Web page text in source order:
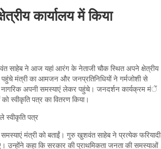
कार्यालय में किया
साहेब ने आज यहां आरंग के नेताजी चौक स्थित अपने क्षेत्रीय
पहुंचे मंत्री का आमजन और जनप्रतिनिधियों ने गर्मजोशी से
में नागरिक अपनी समस्याएं लेकर पहुंचे। जनदर्शन कार्यक्रम मंें
स्वीकृति पत्र का वितरण किया।
मंत्री को बताईं। गुरु खुशवंत साहेब ने प्रत्येक फरियादी
उन्होंने कहा कि सरकार की प्राथमिकता जनता की समस्याओं